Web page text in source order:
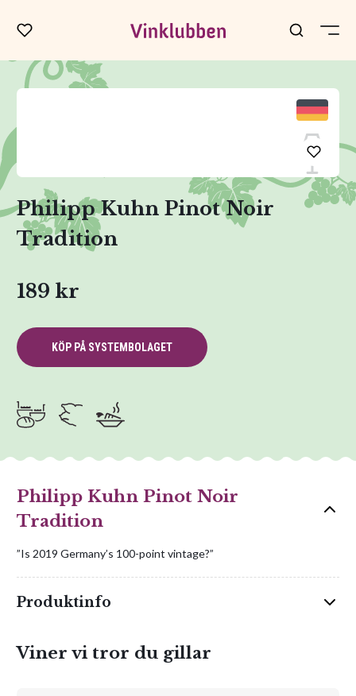
Philipp Kuhn Pinot Noir
Tradition
189 kr
KÖP PÅ SYSTEMBOLAGET
Philipp Kuhn Pinot Noir
Tradition
”Is 2019 Germany’s 100-point vintage?”
Produktinfo
Viner vi tror du gillar